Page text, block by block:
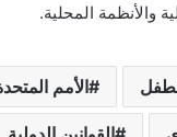
والأنظمة المحلية.
الأمم